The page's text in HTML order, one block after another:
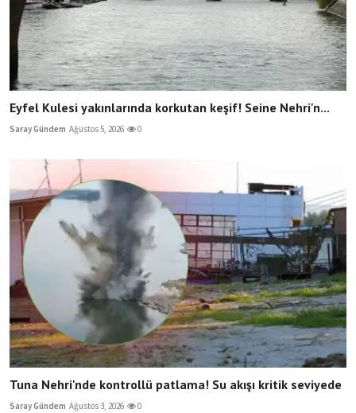
Eyfel Kulesi yakınlarında korkutan keşif! Seine Nehri'n...
Saray Gündem Ağustos 5, 2026 0
Tuna Nehri'nde kontrollü patlama! Su akışı kritik seviyede
Saray Gündem Ağustos 3, 2026 0